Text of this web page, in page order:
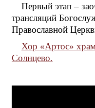
Первый этап –
трансляций
Православной
Хор «Артос»
Солнцево.